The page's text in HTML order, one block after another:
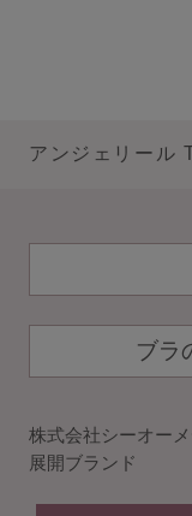
アンジェリール
ブラ
株式会社シーオー
展開ブランド